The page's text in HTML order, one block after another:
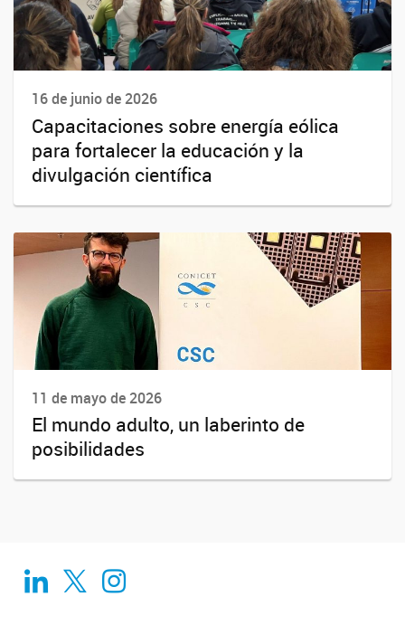
16 de junio de 2026
Capacitaciones sobre energía eólica
para fortalecer la educación y la
divulgación científica
11 de mayo de 2026
El mundo adulto, un laberinto de
posibilidades
Linkedin
TwitterInstagram